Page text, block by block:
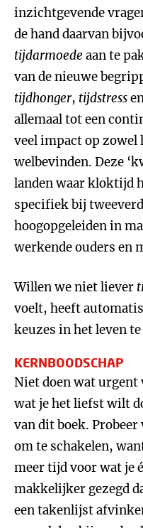
inzichtgevende
de hand daarvan
tijdarmoede aan te
van de nieuwe
tijdhonger, tijdstress
allemaal tot een
veel impact op zowel
welbevinden. Deze
landen waar kloktijd
specifiek bij
hoogopgeleiden in
werkende ouders en
Willen we niet liever
voelt, heeft
keuzes in het leven
KERNBOODSCHAP
Niet doen wat urgent
wat je het liefst wilt
van dit boek.
om te schakelen,
meer tijd voor wat je
makkelijker gezegd
een takenlijst